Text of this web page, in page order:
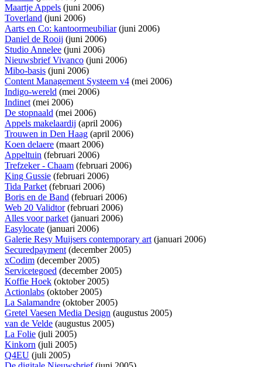
Maartje Appels (juni 2006)
Toverland (juni 2006)
Aarts en Co: kantoormeubiliar(juni 2006)
Daniel de Rooij (juni 2006)
Studio Annelee (juni 2006)
Nieuwsbrief Vivanco (juni 2006)
Mibo-basis (juni 2006)
Content Management Systeem v4 (mei 2006)
Indigo-wereld (mei 2006)
Indinet(mei 2006)
De stopnaald (mei 2006)
Appels makelaardij (april 2006)
Trouwen in Den Haag (april 2006)
Koen delaere (maart 2006)
Appeltuin (februari 2006)
Trefzeker - Chaam (februari 2006)
King Gussie (februari 2006)
Tida Parket(februari 2006)
Boris en de Band (februari 2006)
Web 20 Validtor(februari 2006)
Alles voor parket(januari 2006)
Easylocate (januari 2006)
Galerie Resy Muijsers contemporary art(januari 2006)
Securedpayment(december 2005)
xCodim (december 2005)
Servicetegoed (december 2005)
Koffie Hoek (oktober 2005)
Actionlabs (oktober 2005)
La Salamandre (oktober 2005)
Gretel Vaesen Media Design (augustus 2005)
van de Velde (augustus 2005)
La Folie (juli 2005)
Kinkorn (juli 2005)
Q4EU (juli 2005)